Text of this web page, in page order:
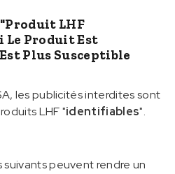
"produit LHF
Le Produit Est
Plus Susceptible
les publicités interdites sont
LHF "identifiables".
peuvent rendre un